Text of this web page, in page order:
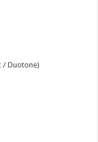
/ Duotone)